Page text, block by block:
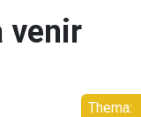
venir
Thema: